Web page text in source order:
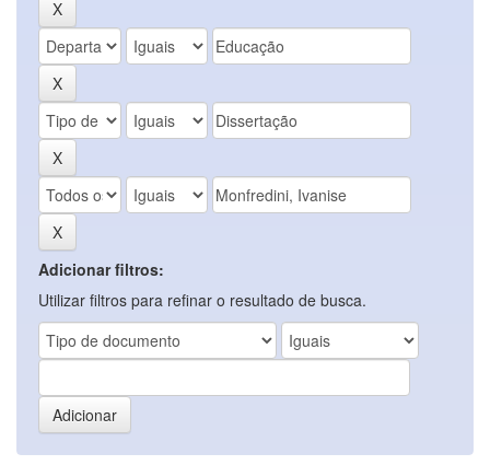
Adicionar filtros:
Utilizar filtros para refinar o resultado de busca.